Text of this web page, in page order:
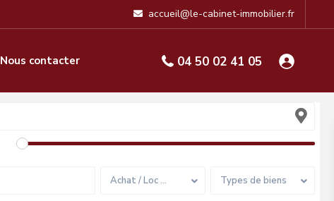
accueil@le-cabinet-immobilier.fr
04 50 02 41 05
Nous contacter
Achat / Loc … Types de biens